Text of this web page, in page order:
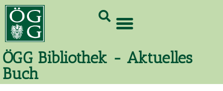
ÖGG Bibliothek - Aktuelles
Buch